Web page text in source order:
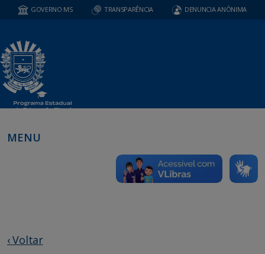
GOVERNO MS TRANSPARÊNCIA DENUNCIA ANÔNIMA
MENU
‹ Voltar